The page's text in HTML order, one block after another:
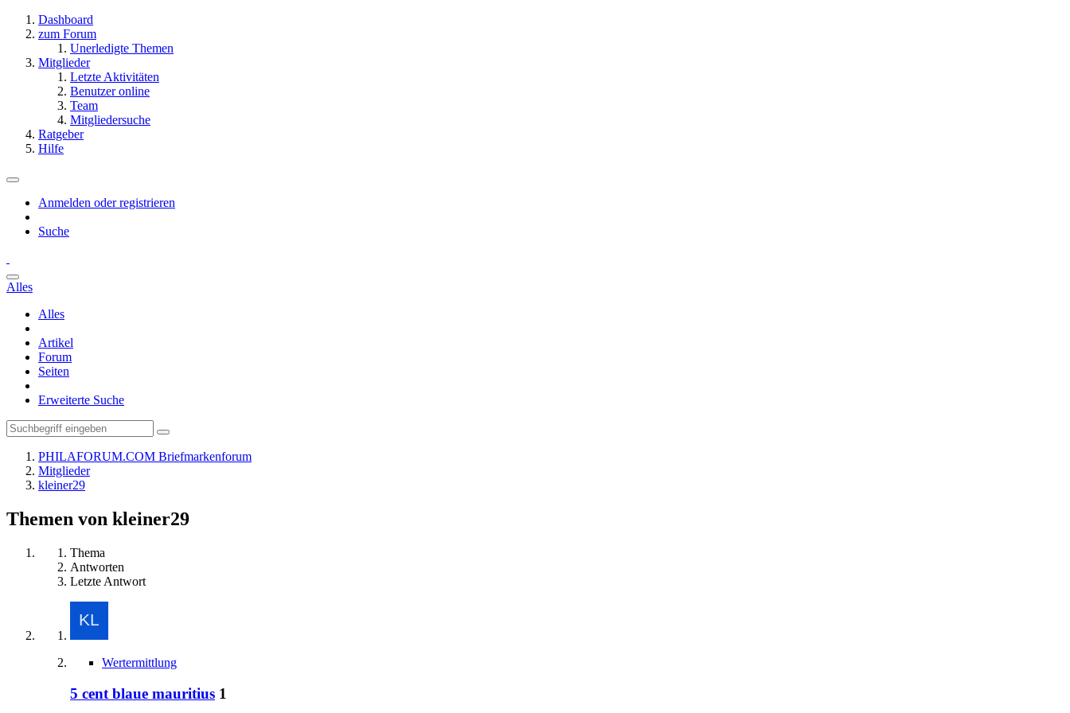
Dashboard
zum Forum
Unerledigte Themen
Mitglieder
Letzte Aktivitäten
Benutzer online
Team
Mitgliedersuche
Ratgeber
Hilfe
Anmelden oder registrieren
Suche
Alles
Alles
Artikel
Forum
Seiten
Erweiterte Suche
PHILAFORUM.COM Briefmarkenforum
Mitglieder
kleiner29
Themen von kleiner29
Thema
Antworten
Letzte Antwort
Wertermittlung
5 cent blaue mauritius 1